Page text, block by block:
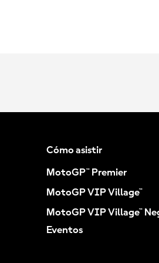
Cómo asistir
MotoGP™ Premier
MotoGP VIP Village™
MotoGP VIP Village™
Eventos